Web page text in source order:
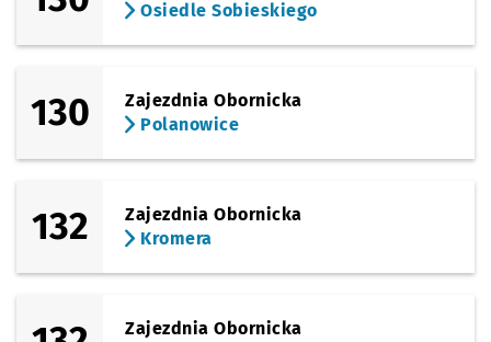
Osiedle Sobieskiego
130
Zajezdnia Obornicka
Polanowice
132
Zajezdnia Obornicka
Kromera
Zajezdnia Obornicka